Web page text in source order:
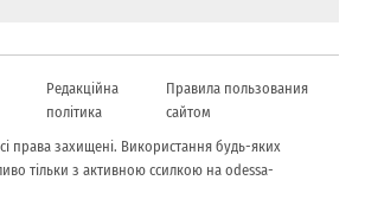
Редакційна
політика
Правила пользования
сайтом
права захищені. Використання будь-яких
тільки з активною ссилкою на odessa-